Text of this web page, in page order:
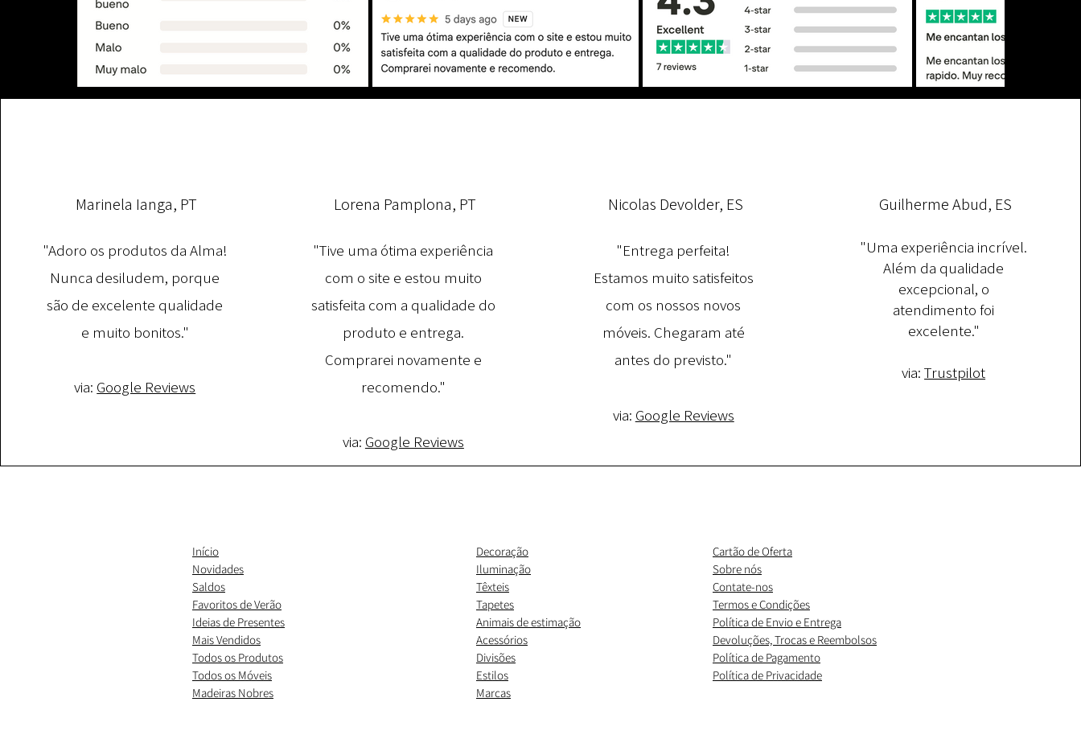
Marinela Ianga, PT
"Adoro os produtos da Alma!
Nunca desiludem, porque
são de excelente qualidade
e muito bonitos."
via: Google Reviews
Lorena Pamplona, PT
"Tive uma ótima experiência
com o site e estou muito
satisfeita com a qualidade do
produto e entrega.
Comprarei novamente e
recomendo."
via: Google Reviews
Nicolas Devolder, ES
"Entrega perfeita!
Estamos muito satisfeitos
com os nossos novos
móveis. Chegaram até
antes do previsto."
via: Google Reviews
Guilherme Abud, ES
"Uma experiência incrível.
Além da qualidade
excepcional, o
atendimento foi
excelente."
via:Trustpilot
Início
Novidades
Saldos
Favoritos de Verão
Ideias de Presentes
​Mais Vendidos
Todos os Produtos
Todos os Móveis
Madeiras Nobres
Decoração
Iluminação
Têxteis
Tapetes
Animais de estimação
Acessórios
Divisões
Estilos
Marcas
Cartão de Oferta
Sobre nós
Contate-nos
Termos e Condições
Política de Envio e Entrega
Devoluções, Trocas e Reembolsos
Política de Pagamento
Política de Privacidade